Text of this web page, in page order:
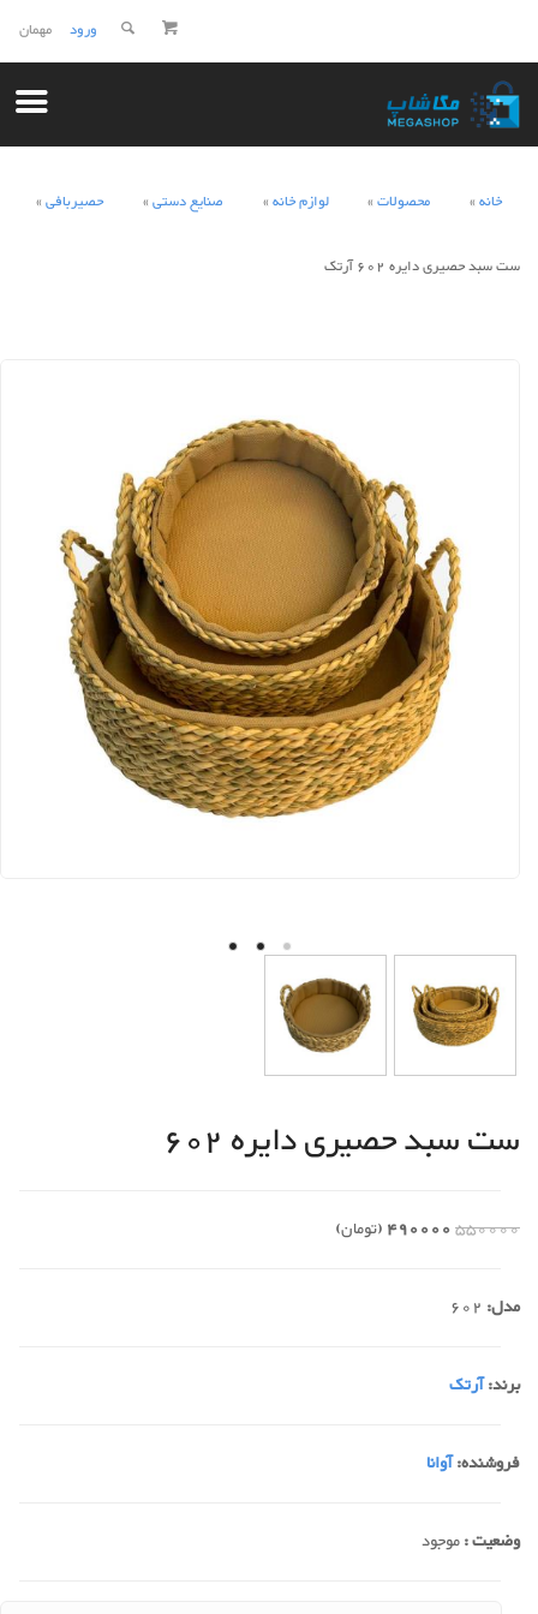
مهمان ورود
خانه محصولات لوازم خانه صنایع دستی حصیربافی
ست سبد حصیری دایره 602 آرتک
ست سبد حصیری دایره 602
550000
490000(تومان)
مدل: 602
برند:آرتک
فروشنده:آوانا
وضعیت :موجود